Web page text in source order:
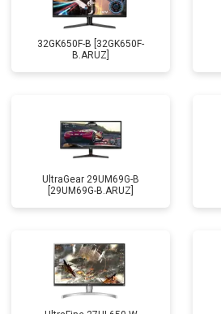
32GK650F-B [32GK650F-
B.ARUZ]
UltraGear 29UM69G-B
[29UM69G-B.ARUZ]